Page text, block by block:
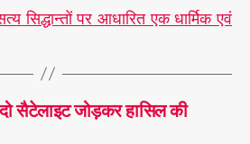
सिद्धान्तों पर आधारित एक धार्मिक एवं
सैटेलाइट जोड़कर हासिल की